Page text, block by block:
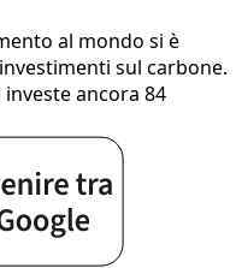
al mondo si è
sul carbone.
ancora 84